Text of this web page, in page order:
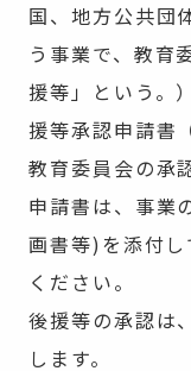
国、地方公共団
う事業で、教育
援等」という。
援等承認申請書
教育委員会の承
申請書は、事業
画書等)を添付
ください。
後援等の承認は
します。